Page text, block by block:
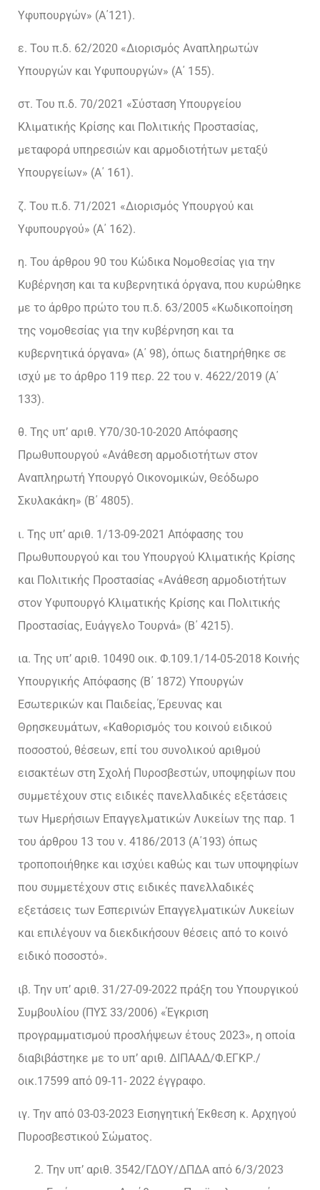
Υφυπουργών» (Α΄121).
ε. Του π.δ. 62/2020 «Διορισμός Αναπληρωτών
Υπουργών και Υφυπουργών» (Α΄ 155).
στ. Του π.δ. 70/2021 «Σύσταση Υπουργείου
Κλιματικής Κρίσης και Πολιτικής Προστασίας,
μεταφορά υπηρεσιών και αρμοδιοτήτων μεταξύ
Υπουργείων» (Α΄ 161).
ζ. Του π.δ. 71/2021 «Διορισμός Υπουργού και
Υφυπουργού» (Α΄ 162).
η. Του άρθρου 90 του Κώδικα Νομοθεσίας για την
Κυβέρνηση και τα κυβερνητικά όργανα, που κυρώθηκε
με το άρθρο πρώτο του π.δ. 63/2005 «Κωδικοποίηση
της νομοθεσίας για την κυβέρνηση και τα
κυβερνητικά όργανα» (Α΄ 98), όπως διατηρήθηκε σε
ισχύ με το άρθρο 119 περ. 22 του ν. 4622/2019 (Α΄
133).
θ. Της υπ’ αριθ. Υ70/30-10-2020 Απόφασης
Πρωθυπουργού «Ανάθεση αρμοδιοτήτων στον
Αναπληρωτή Υπουργό Οικονομικών, Θεόδωρο
Σκυλακάκη» (Β΄ 4805).
ι. Της υπ’ αριθ. 1/13-09-2021 Απόφασης του
Πρωθυπουργού και του Υπουργού Κλιματικής Κρίσης
και Πολιτικής Προστασίας «Ανάθεση αρμοδιοτήτων
στον Υφυπουργό Κλιματικής Κρίσης και Πολιτικής
Προστασίας, Ευάγγελο Τουρνά» (Β΄ 4215).
ια. Της υπ’ αριθ. 10490 οικ. Φ.109.1/14-05-2018 Κοινής
Υπουργικής Απόφασης (Β΄ 1872) Υπουργών
Εσωτερικών και Παιδείας, Έρευνας και
Θρησκευμάτων, «Καθορισμός του κοινού ειδικού
ποσοστού, θέσεων, επί του συνολικού αριθμού
εισακτέων στη Σχολή Πυροσβεστών, υποψηφίων που
συμμετέχουν στις ειδικές πανελλαδικές εξετάσεις
των Ημερήσιων Επαγγελματικών Λυκείων της παρ. 1
του άρθρου 13 του ν. 4186/2013 (Α΄193) όπως
τροποποιήθηκε και ισχύει καθώς και των υποψηφίων
που συμμετέχουν στις ειδικές πανελλαδικές
εξετάσεις των Εσπερινών Επαγγελματικών Λυκείων
και επιλέγουν να διεκδικήσουν θέσεις από το κοινό
ειδικό ποσοστό».
ιβ. Την υπ’ αριθ. 31/27-09-2022 πράξη του Υπουργικού
Συμβουλίου (ΠΥΣ 33/2006) «Έγκριση
προγραμματισμού προσλήψεων έτους 2023», η οποία
διαβιβάστηκε με το υπ’ αριθ. ΔΙΠΑΑΔ/Φ.ΕΓΚΡ./
οικ.17599 από 09-11- 2022 έγγραφο.
ιγ. Την από 03-03-2023 Εισηγητική Έκθεση κ. Αρχηγού
Πυροσβεστικού Σώματος.
Την υπ’ αριθ. 3542/ΓΔΟΥ/ΔΠΔΑ από 6/3/2023